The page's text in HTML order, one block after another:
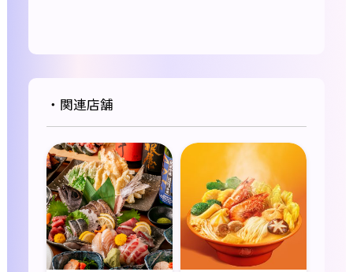
・関連店舗